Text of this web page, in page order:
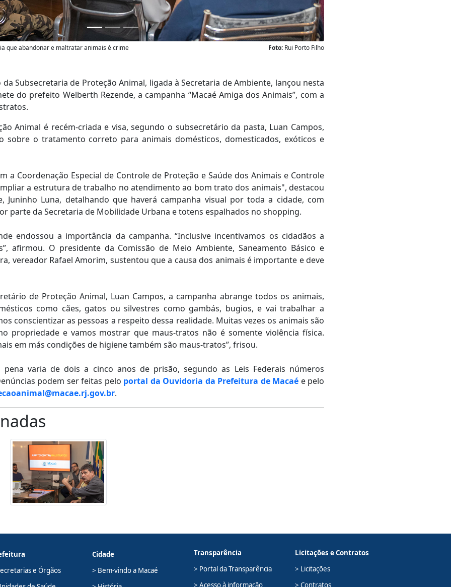
Foto: Rui Porto Filho
que abandonar e maltratar animais é crime
Subsecretaria de Proteção Animal, ligada à Secretaria de Ambiente, lançou nesta
do prefeito Welberth Rezende, a campanha “Macaé Amiga dos Animais”, com a
Animal é recém-criada e visa, segundo o subsecretário da pasta, Luan Campos,
sobre o tratamento correto para animais domésticos, domesticados, exóticos e
a Coordenação Especial de Controle de Proteção e Saúde dos Animais e Controle
a estrutura de trabalho no atendimento ao bom trato dos animais", destacou
Juninho Luna, detalhando que haverá campanha visual por toda a cidade, com
parte da Secretaria de Mobilidade Urbana e totens espalhados no shopping.
endossou a importância da campanha. “Inclusive incentivamos os cidadãos a
afirmou. O presidente da Comissão de Meio Ambiente, Saneamento Básico e
vereador Rafael Amorim, sustentou que a causa dos animais é importante e deve
de Proteção Animal, Luan Campos, a campanha abrange todos os animais,
como cães, gatos ou silvestres como gambás, bugios, e vai trabalhar a
conscientizar as pessoas a respeito dessa realidade. Muitas vezes os animais são
propriedade e vamos mostrar que maus-tratos não é somente violência física.
em más condições de higiene também são maus-tratos”, frisou.
varia de dois a cinco anos de prisão, segundo as Leis Federais números
podem ser feitas pelo portal da Ouvidoria da Prefeitura de Macaé e pelo
.
e Órgãos
Cidade
> Bem-vindo a Macaé
Transparência
> Portal da Transparência
> Acesso à informação
Licitações e Contratos
> Licitações
> Contratos